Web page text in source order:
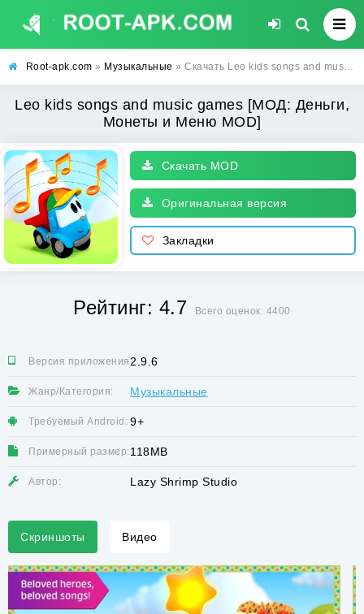
Root-apk.com » Музыкальные » Скачать Leo kids songs and music games [МОД: Деньги, Монеты и Меню MOD] | Взлом Leo kids songs and music games на Андроид
Leo kids songs and music games [МОД: Деньги,
Монеты и Меню MOD]
Скачать MOD
Оригинальная версия
Закладки
Рейтинг: 4.7 Всего оценок: 4400
Версия приложения:2.9.6
Жанр/Категория: Музыкальные
Требуемый Android: 9+
Примерный размер: 118MB
Автор: Lazy Shrimp Studio
Скриншоты Видео